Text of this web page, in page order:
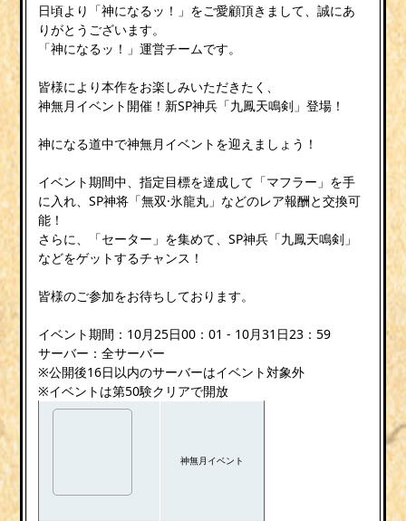
日頃より「神になるッ！」をご愛顧頂きまして、誠にあ
りがとうございます。
「神になるッ！」運営チームです。
皆様により本作をお楽しみいただきたく、
神無月イベント開催！新SP神兵「九鳳天鳴剣」登場！
神になる道中で神無月イベントを迎えましょう！
イベント期間中、指定目標を達成して「マフラー」を手
に入れ、SP神将「無双·氷龍丸」などのレア報酬と交換可
能！
さらに、「セーター」を集めて、SP神兵「九鳳天鳴剣」
などをゲットするチャンス！
皆様のご参加をお待ちしております。
イベント期間：10月25日00：01 - 10月31日23：59
サーバー：全サーバー
※公開後16日以内のサーバーはイベント対象外
※イベントは第50験クリアで開放
神無月イベント